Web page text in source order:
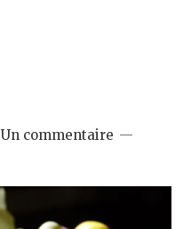
Un commentaire